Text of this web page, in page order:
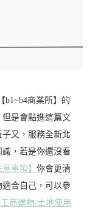
b1~b4商業所】的
是會點進這篇文
又，服務全新北
，若是你還沒看
事項】 你會更清
合自己，可以參
商建物/土地使用